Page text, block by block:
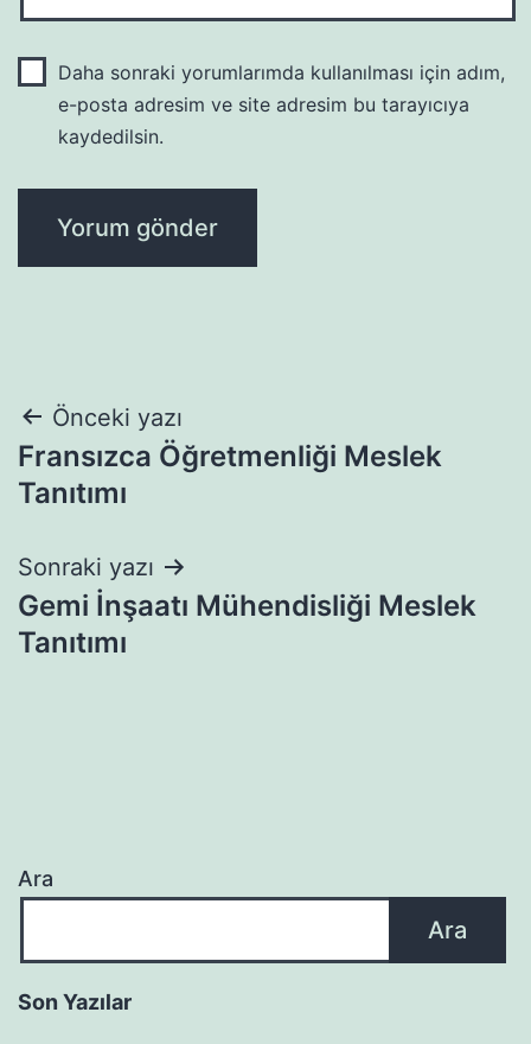
Daha sonraki yorumlarımda kullanılması için adım,
e-posta adresim ve site adresim bu tarayıcıya
kaydedilsin.
Yazı
gezinmesi
Önceki yazı
Fransızca Öğretmenliği Meslek
Tanıtımı
Sonraki yazı
Gemi İnşaatı Mühendisliği Meslek
Tanıtımı
Ara
Ara
Son Yazılar